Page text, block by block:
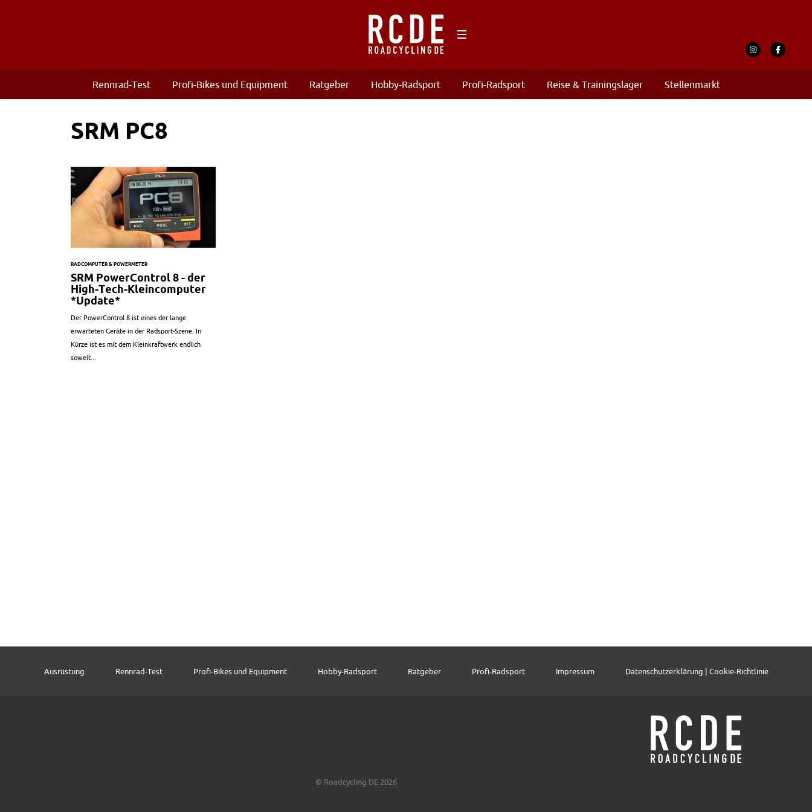
Rennrad-Test Profi-Bikes und Equipment Ratgeber Hobby-Radsport Profi-Radsport Reise & Trainingslager Stellenmarkt
SRM PC8
RADCOMPUTER & POWERMETER
SRM PowerControl 8 - der
High-Tech-Kleincomputer
*Update*
Der PowerControl 8 ist eines der lange
erwarteten Geräte in der Radsport-Szene. In
Kürze ist es mit dem Kleinkraftwerk endlich
soweit...
Ausrüstung Rennrad-Test Profi-Bikes und Equipment Hobby-Radsport Ratgeber Profi-Radsport Impressum Datenschutzerklärung | Cookie-Richtlinie
© Roadcycling DE 2026